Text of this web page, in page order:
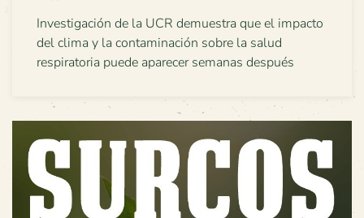
Investigación de la UCR demuestra que el impacto
del clima y la contaminación sobre la salud
respiratoria puede aparecer semanas después